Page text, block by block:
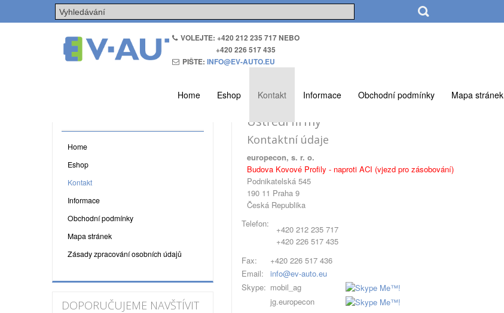
VOLEJTE: +420 212 235 717 NEBO
+420 226 517 435
PIŠTE: INFO@EV-AUTO.EU
Home Eshop Kontakt Informace Obchodní podmínky Mapa stránek
Ústředí firmy
Kontaktní údaje
europecon, s. r. o.
Budova Kovové Profily - naproti ACI (vjezd pro zásobování)
Podnikatelská 545
190 11 Praha 9
Česká Republika
Telefon:
+420 212 235 717
+420 226 517 435
Fax:
+420 226 517 436
Email:
info@ev-auto.eu
Skype: mobil_ag
jg.europecon
Home
Eshop
Kontakt
Informace
Obchodní podmínky
Mapa stránek
Zásady zpracování osobních údajů
DOPORUČUJEME NAVŠTÍVIT